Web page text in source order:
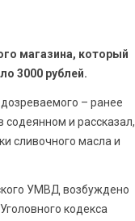
магазина, который
3000 рублей.
– ранее
и рассказал,
сливочного масла и
УМВД возбуждено
кодекса